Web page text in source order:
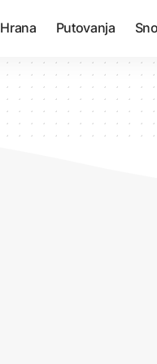
Hrana Putovanja